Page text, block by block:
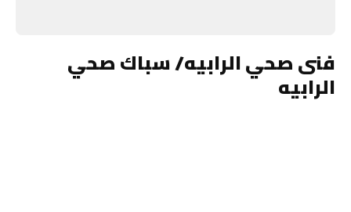
فنى صحي الرابيه/ سباك صحي
الرابيه